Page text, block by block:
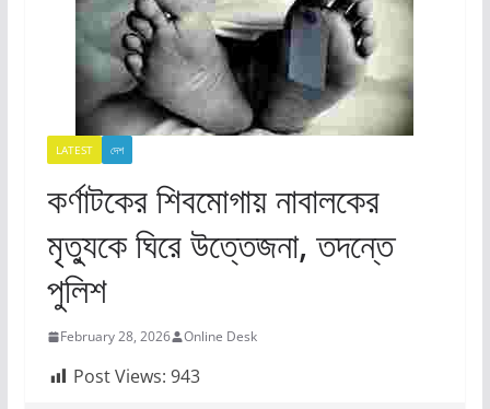
LATEST দেশ
কর্ণাটকের শিবমোগায় নাবালকের
মৃত্যুকে ঘিরে উত্তেজনা, তদন্তে
পুলিশ
February 28, 2026 Online Desk
Post Views: 943